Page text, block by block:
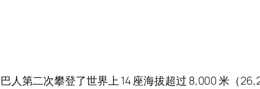
人第二次攀登了世界上 14 座海拔超过 8,000 米（